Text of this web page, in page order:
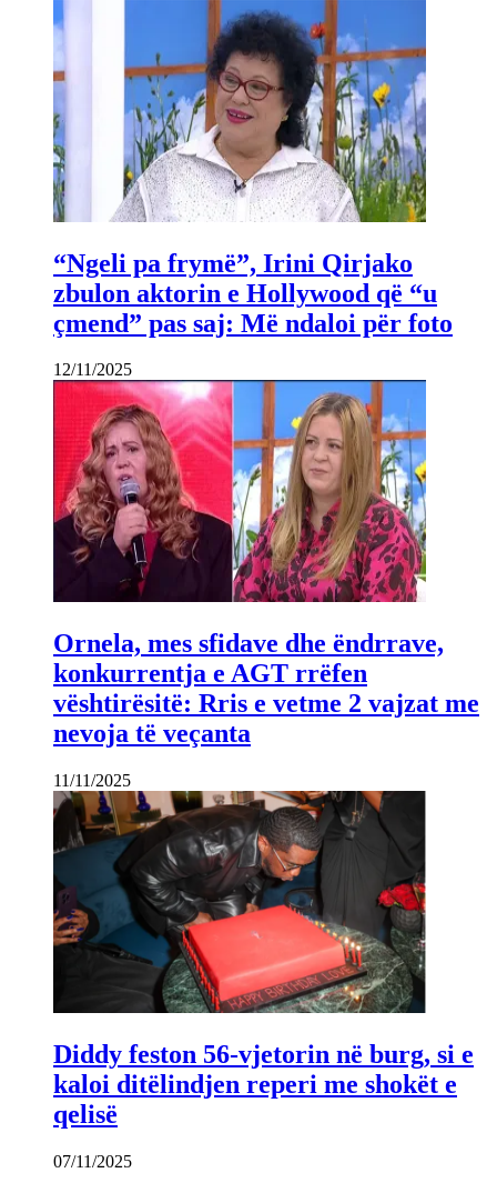
“Ngeli pa frymë”, Irini Qirjako
zbulon aktorin e Hollywood që “u
çmend” pas saj: Më ndaloi për foto
12/11/2025
Ornela, mes sfidave dhe ëndrrave,
konkurrentja e AGT rrëfen
vështirësitë: Rris e vetme 2 vajzat me
nevoja të veçanta
11/11/2025
Diddy feston 56-vjetorin në burg, si e
kaloi ditëlindjen reperi me shokët e
qelisë
07/11/2025